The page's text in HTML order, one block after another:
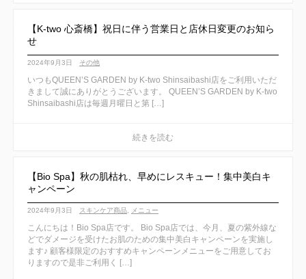
【K-two 心斎橋】祝日に伴う営業日と店休日変更のお知ら
せ
2024年9月3日 その他
いつもQUEEN’S GARDEN by K-two Shinsaibashi店をご利用いただ
きまして誠にありがとうございます。 QUEEN’S GARDEN by K-two
Shinsaibashi店は毎週月曜日と第 […]
【Bio Spa】秋の肌枯れ、早めにレスキュー！集中美白キ
ャンペーン
2024年9月3日 スキンケア商品, メニュー
こんにちは！Bio Spa店です。 Bio Spa店では、今月、夏の紫外線な
どでダメージを受けたお肌のための集中美白キャンペーンを実施し
ます♪ 顧客様限定のおすすめキャンペーンメニューをご用意してお
りますので是非ご利用く […]